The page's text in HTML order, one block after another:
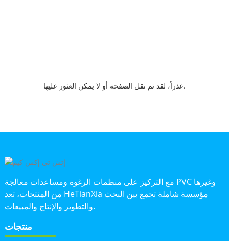
عذراً، لقد تم نقل الصفحة أو لا يمكن العثور عليها.
مع التركيز على منظمات الرغوة ومساعدات معالجة PVC وغيرها
من المنتجات، تعد HeTianXia مؤسسة شاملة تجمع بين البحث
والتطوير والإنتاج والمبيعات.
منتجات